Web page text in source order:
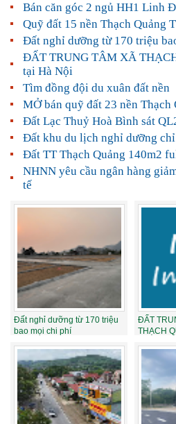
Bán căn góc 2 ngủ HH1 Linh
Quỹ đất 15 nền Thạch Quảng
Đất nghỉ dưỡng từ 170 triệu
ĐẤT TRUNG TÂM XÃ
tại Hà Nội
Tìm đồng đội du xuân đất nền
MỞ bán quỹ đất 23 nền
Đất Lạc Thuỷ Hoà Bình sát
Đất khu du lịch nghỉ dưỡng chỉ
Đất TT Thạch Quảng 140m2
NHNN yêu cầu ngân hàng
tế
Đất nghỉ dưỡng từ 170 triệu
bao mọi chi phí
ĐẤT
THẠCH